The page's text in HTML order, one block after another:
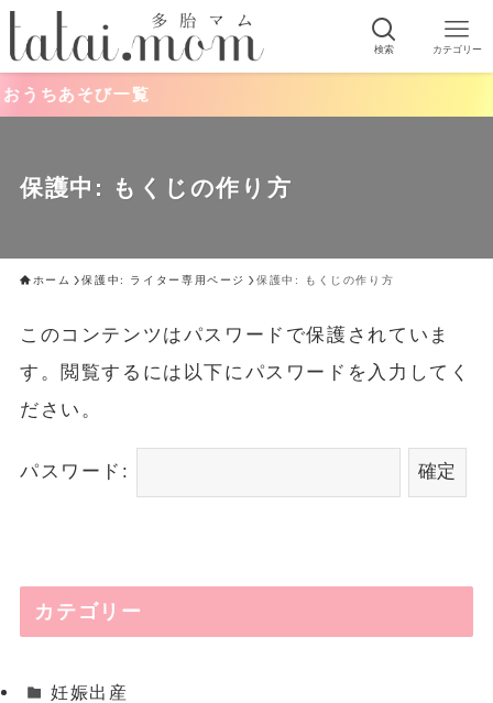
検索 カテゴリー
ちあそび一覧
保護中: もくじの作り方
ホーム 保護中: ライター専用ページ 保護中: もくじの作り方
このコンテンツはパスワードで保護されていま
す。閲覧するには以下にパスワードを入力してく
ださい。
パスワード:
カテゴリー
妊娠出産